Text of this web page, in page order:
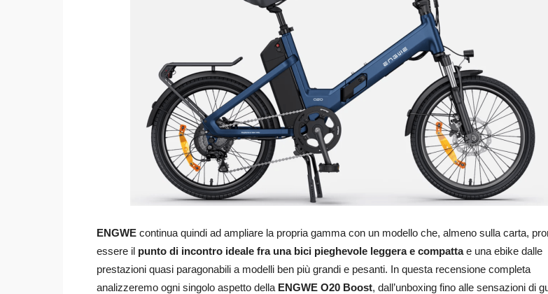
ENGWE continua quindi ad ampliare la propria gamma con un modello che, almeno sulla carta,
essere il punto di incontro ideale fra una bici pieghevole leggera e compattae una ebike dalle
prestazioni quasi paragonabili a modelli ben più grandi e pesanti. In questa recensione completa
analizzeremo ogni singolo aspetto della ENGWE O20 Boost, dall’unboxing fino alle sensazioni di